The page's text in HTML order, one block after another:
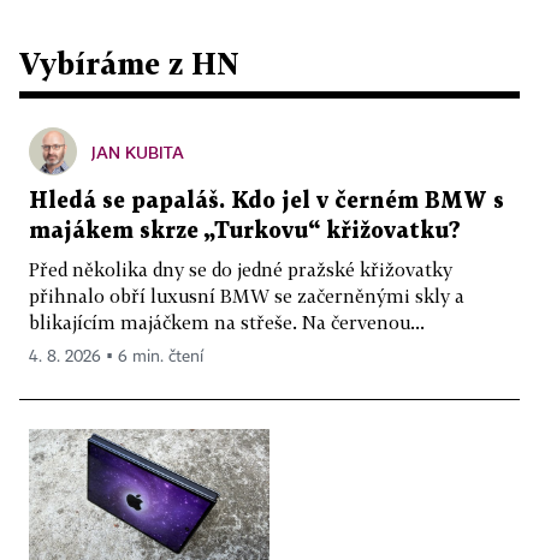
Vybíráme z HN
JAN KUBITA
Hledá se papaláš. Kdo jel v černém BMW s
majákem skrze „Turkovu“ křižovatku?
Před několika dny se do jedné pražské křižovatky
přihnalo obří luxusní BMW se začerněnými skly a
blikajícím majáčkem na střeše. Na červenou...
4. 8. 2026 ▪ 6 min. čtení